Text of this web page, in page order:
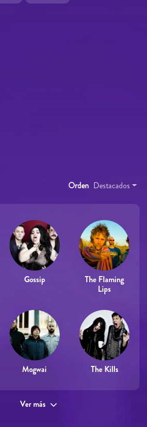
Orden Destacados
Gossip
The Flaming
Lips
Mogwai The Kills
Ver más